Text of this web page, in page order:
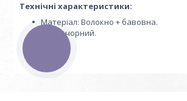
Технічні характеристики:
Матеріал: Волокно + бавовна.
Колір: чорний.